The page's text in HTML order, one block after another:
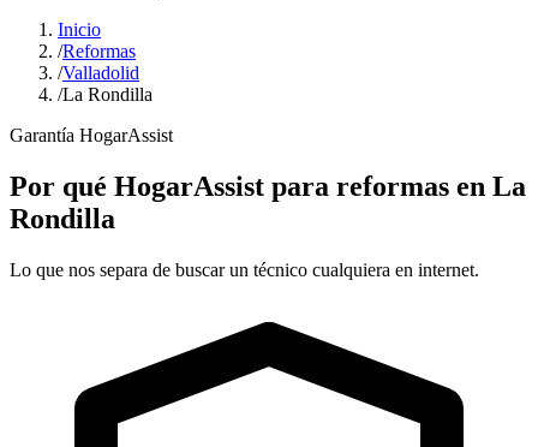
Inicio
/Reformas
/Valladolid
/La Rondilla
Garantía HogarAssist
Por qué HogarAssist para reformas en La
Rondilla
Lo que nos separa de buscar un técnico cualquiera en internet.